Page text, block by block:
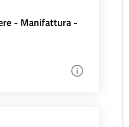
- Manifattura -